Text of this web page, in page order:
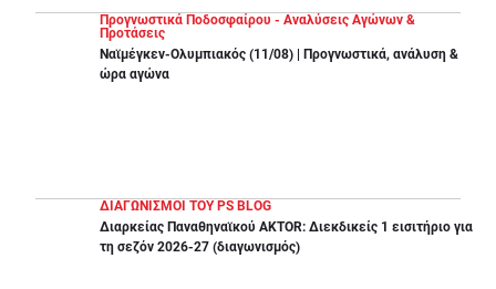
Προγνωστικά Ποδοσφαίρου - Αναλύσεις Αγώνων &
Προτάσεις
Ναϊμέγκεν-Ολυμπιακός (11/08) | Προγνωστικά, ανάλυση &
ώρα αγώνα
ΔΙΑΓΩΝΙΣΜΟΙ ΤΟΥ PS BLOG
Διαρκείας Παναθηναϊκού AKTOR: Διεκδικείς 1 εισιτήριο για
τη σεζόν 2026-27 (διαγωνισμός)